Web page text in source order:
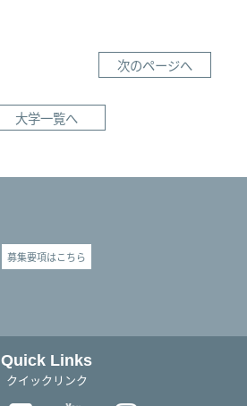
次のページへ
大学一覧へ
募集要項はこちら
Quick Links
クイックリンク